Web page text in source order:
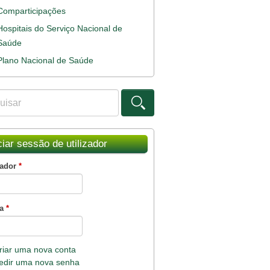
do Serviço Nacional de
Nacional de Saúde
de procura
sessão de utilizador
*
*
uma nova conta
uma nova senha